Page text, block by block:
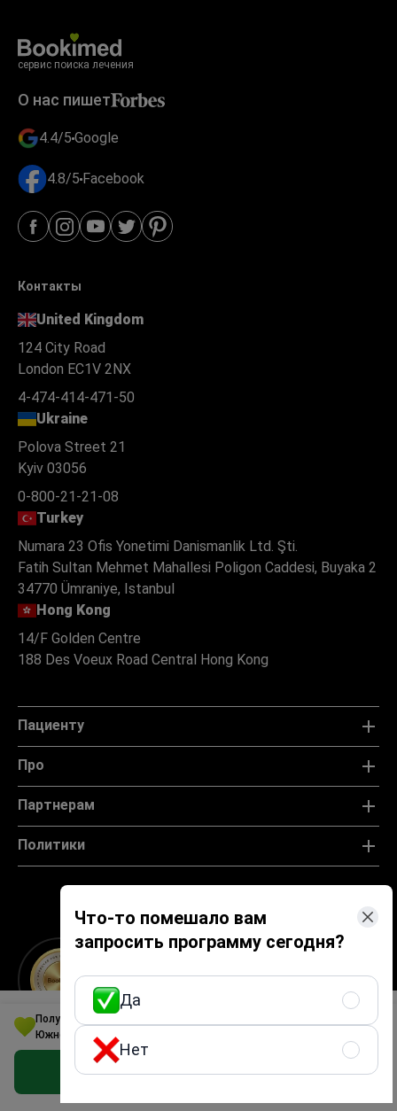
Получите программу по брекетам для открытого прикуса в
Южной Корее по лучшей цене
Получить предложение бесплатно
Что-то помешало вам
запросить программу сегодня?
Да
Нет
сервис поиска лечения
О нас пишет
4.4/5 Google
4.8/5 Facebook
Контакты
United Kingdom
124 City Road
London EC1V 2NX
4-474-414-471-50
Ukraine
Polova Street 21
Kyiv 03056
0-800-21-21-08
Turkey
Numara 23 Ofis Yonetimi Danismanlik Ltd. Şti.
Fatih Sultan Mehmet Mahallesi Poligon Caddesi, Buyaka 2
34770 Ümraniye, Istanbul
Hong Kong
14/F Golden Centre
188 Des Voeux Road Central Hong Kong
Пациенту
Про
Партнерам
Политики
Спецпроект Bookimed Awards 2021